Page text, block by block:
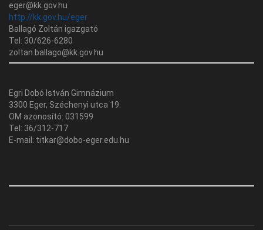
eger@kk.gov.hu
http://kk.gov.hu/eger
Ballagó Zoltán igazgató
Tel: 30/626-6280
zoltan.ballago@kk.gov.hu
Egri Dobó István Gimnázium
3300 Eger, Széchenyi utca 19.
OM azonosító: 031599
Tel: 36/312-717
E-mail: titkar@dobo-eger.edu.hu